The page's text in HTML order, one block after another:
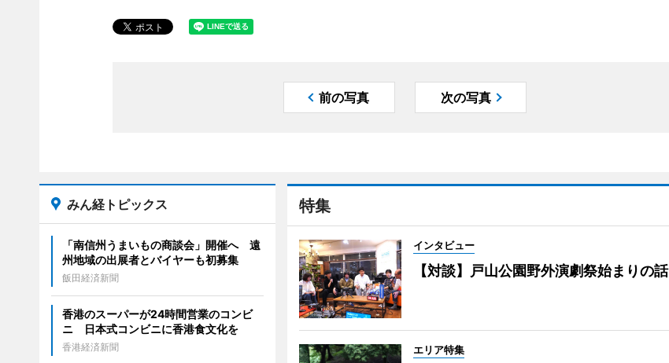
前の写真 次の写真
特集
インタビュー
【対談】戸山公園野外演劇祭始まりの話
エリア特集
みん経トピックス
「南信州うまいもの商談会」開催へ 遠
州地域の出展者とバイヤーも初募集
飯田経済新聞
香港のスーパーが24時間営業のコンビ
ニ 日本式コンビニに香港食文化を
香港経済新聞